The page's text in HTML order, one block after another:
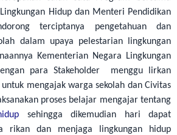
Hidup dan Menteri Pendidikan
terciptanya pengetahuan dan
dalam upaya pelestarian lingkungan
Kementerian Negara Lingkungan
para Stakeholder menggu lirkan
mengajak warga sekolah dan Civitas
proses belajar mengajar tentang
sehingga dikemudian hari dapat
rikan dan menjaga lingkungan hidup